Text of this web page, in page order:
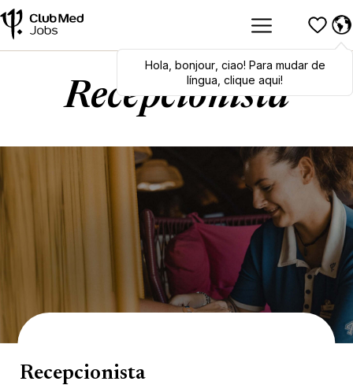
Hola,bonjour,ciao! To switch
languages, click here!
Hola bonjour, ciao! Para mudar de
língua, clique aqui!
Recepcionista
Reception
Recepcionista